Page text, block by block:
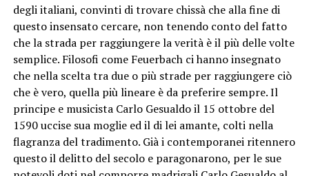
degli italiani, convinti di trovare chissà che alla fine di
questo insensato cercare, non tenendo conto del fatto
che la strada per raggiungere la verità è il più delle volte
semplice. Filosofi come Feuerbach ci hanno insegnato
che nella scelta tra due o più strade per raggiungere ciò
che è vero, quella più lineare è da preferire sempre. Il
principe e musicista Carlo Gesualdo il 15 ottobre del
1590 uccise sua moglie ed il di lei amante, colti nella
flagranza del tradimento. Già i contemporanei ritennero
questo il delitto del secolo e paragonarono, per le sue